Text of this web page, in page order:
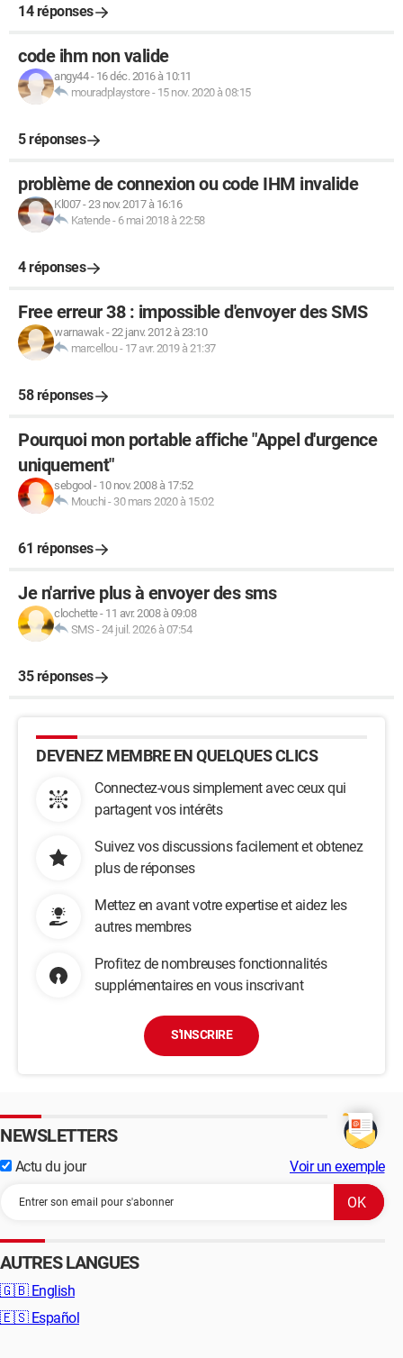
14 réponses
code ihm non valide
angy44- 16 déc. 2016 à 10:11
mouradplaystore- 15 nov. 2020 à 08:15
5 réponses
problème de connexion ou code IHM invalide
Kl007-23 nov. 2017 à 16:16
Katende- 6 mai 2018 à 22:58
4 réponses
Free erreur 38 : impossible d'envoyer des SMS
warnawak-22 janv. 2012 à 23:10
marcellou- 17 avr. 2019 à 21:37
58 réponses
Pourquoi mon portable affiche "Appel d'urgence
uniquement"
sebgool - 10 nov. 2008 à 17:52
Mouchi - 30 mars 2020 à 15:02
61 réponses
Je n'arrive plus à envoyer des sms
clochette- 11 avr. 2008 à 09:08
SMS -24 juil. 2026 à 07:54
35 réponses
DEVENEZ MEMBRE EN QUELQUES CLICS
Connectez-vous simplement avec ceux qui
partagent vos intérêts
Suivez vos discussions facilement et obtenez
plus de réponses
Mettez en avant votre expertise et aidez les
autres membres
Profitez de nombreuses fonctionnalités
supplémentaires en vous inscrivant
S'INSCRIRE
NEWSLETTERS
Actu du jour Voir un exemple
AUTRES LANGUES
🇬🇧 English
🇪🇸 Español